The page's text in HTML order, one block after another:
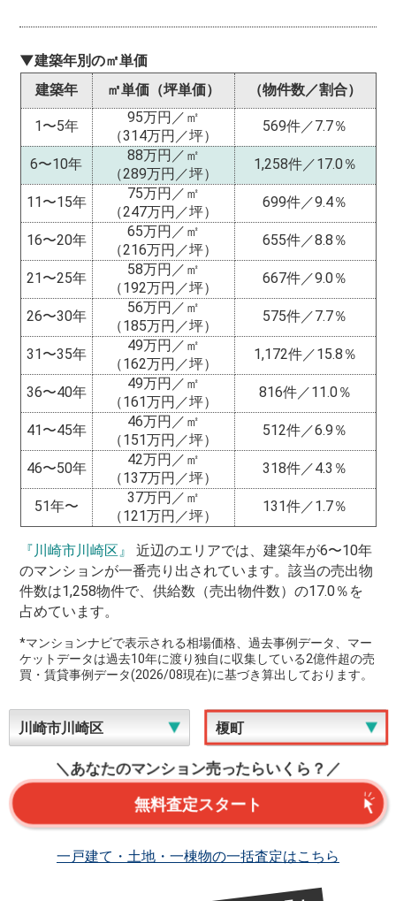
▼建築年別の㎡単価
建築年
㎡単価（坪単価） （物件数／割合）
1〜5年
95万円／㎡
（314万円／坪）
569件／7.7％
6〜10年
88万円／㎡
（289万円／坪）
1,258件／17.0％
11〜15年
75万円／㎡
（247万円／坪）
699件／9.4％
16〜20年
65万円／㎡
（216万円／坪）
655件／8.8％
21〜25年
58万円／㎡
（192万円／坪）
667件／9.0％
26〜30年
56万円／㎡
（185万円／坪）
575件／7.7％
31〜35年
49万円／㎡
（162万円／坪）
1,172件／15.8％
36〜40年
49万円／㎡
（161万円／坪）
816件／11.0％
41〜45年
46万円／㎡
（151万円／坪）
512件／6.9％
46〜50年
42万円／㎡
（137万円／坪）
318件／4.3％
51年〜
37万円／㎡
（121万円／坪）
131件／1.7％
『川崎市川崎区』
近辺のエリアでは、建築年が6〜10年
のマンションが一番売り出されています。該当の売出物
件数は1,258物件で、供給数（売出物件数）の17.0％を
占めています。
*マンションナビで表示される相場価格、過去事例データ、マー
ケットデータは過去10年に渡り独自に収集している2億件超の売
買・賃貸事例データ(2026/08現在)に基づき算出しております。
＼あなたのマンション売ったらいくら？／
無料査定スタート
一戸建て・土地・一棟物の一括査定はこちら